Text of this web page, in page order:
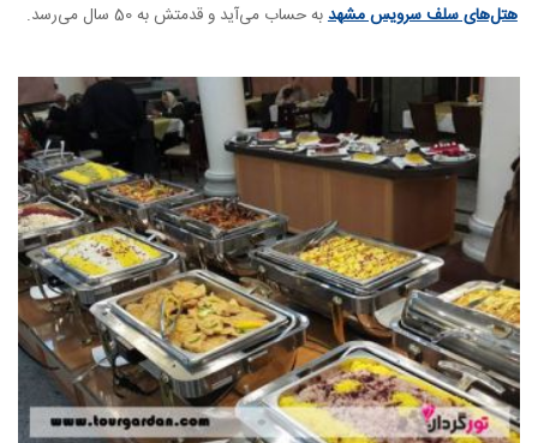
هتل‌های سلف سرویس مشهدبه حساب می‌آید و قدمتش به 50 سال می‌رسد.